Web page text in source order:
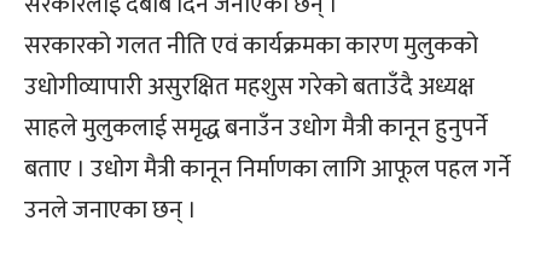
सरकारको गलत नीति एवं कार्यक्रमका कारण मुलुकको
उधोगीव्यापारी असुरक्षित महशुस गरेको बताउँदै अध्यक्ष
साहले मुलुकलाई समृद्ध बनाउँन उधोग मैत्री कानून हुनुपर्ने
बताए । उधोग मैत्री कानून निर्माणका लागि आफूल पहल गर्ने
उनले जनाएका छन् ।